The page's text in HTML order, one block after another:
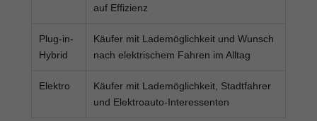
auf Effizienz
Plug-in-
Hybrid
Käufer mit Lademöglichkeit und Wunsch
nach elektrischem Fahren im Alltag
Elektro
Käufer mit Lademöglichkeit, Stadtfahrer
und Elektroauto-Interessenten